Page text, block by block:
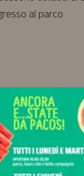
al parco